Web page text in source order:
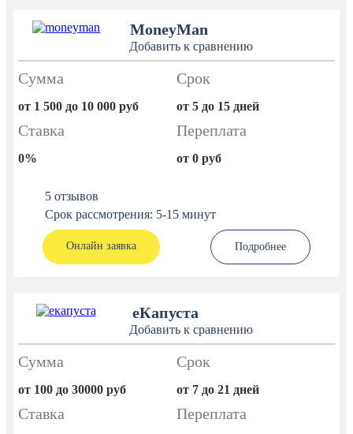
MoneyMan
Добавить к сравнению
Сумма
от 1 500 до 10 000 руб
Срок
от 5 до 15 дней
Ставка
0%
Переплата
от 0 руб
5 отзывов
Срок рассмотрения: 5-15 минут
Онлайн заявка Подробнее
еКапуста
Добавить к сравнению
Сумма
от 100 до 30000 руб
Срок
от 7 до 21 дней
Ставка Переплата